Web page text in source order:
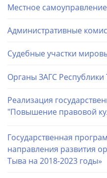
Местное самоуправление
Административные
Судебные участки
Органы ЗАГС Республики
Реализация
"Повышение правовой
Государственная
направления развития
Тыва на 2018-2023 годы»